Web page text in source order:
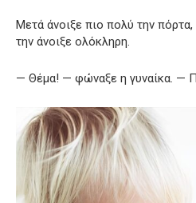
Μετά άνοιξε πιο πολύ την
την άνοιξε ολόκληρη.
— Θέμα! — φώναξε η γυναίκα. —